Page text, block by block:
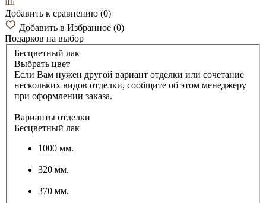
Добавить к сравнению (0)
Добавить в Избранное (0)
Подарков на выбор
Бесцветный лак
Выбрать цвет
Если Вам нужен другой вариант отделки или сочетание
нескольких видов отделки, сообщите об этом менеджеру
при оформлении заказа.
Варианты отделки
Бесцветный лак
1000 мм.
320 мм.
370 мм.